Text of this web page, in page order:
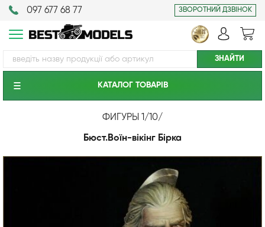
097 677 68 77 ЗВОРОТНИЙ ДЗВІНОК
КАТАЛОГ ТОВАРIВ
ФИГУРЫ 1/10/
Бюст.Воїн-вікінг Бірка